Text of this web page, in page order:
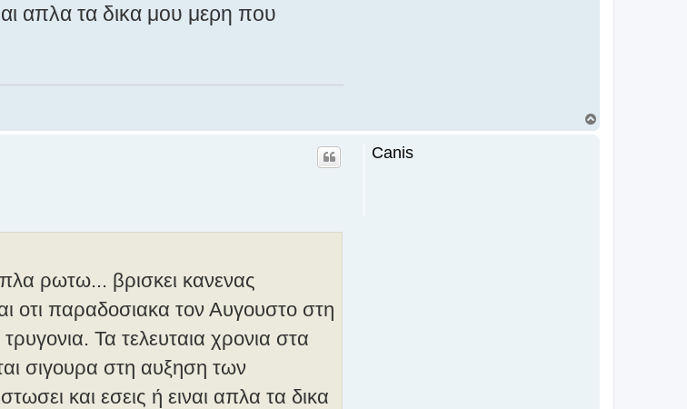
απλα τα δικα μου μερη που
Canis
ρωτω... βρισκει κανενας
οτι παραδοσιακα τον Αυγουστο στη
Τα τελευταια χρονια στα
σιγουρα στη αυξηση των
και εσεις ή ειναι απλα τα δικα